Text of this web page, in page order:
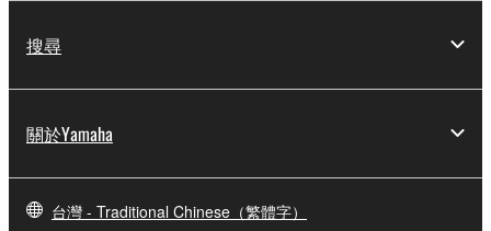
搜尋
關於Yamaha
台灣 - Traditional Chinese（繁體字）